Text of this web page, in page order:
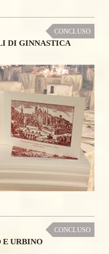
CONCLUSO
DI GINNASTICA
CONCLUSO
E URBINO